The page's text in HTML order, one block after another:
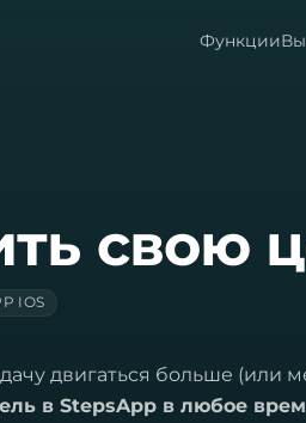
Функции
свою
IOS
двигаться больше (или
в StepsApp в любое